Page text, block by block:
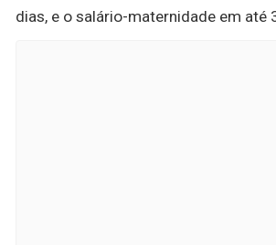
dias, e o salário-maternidade em até